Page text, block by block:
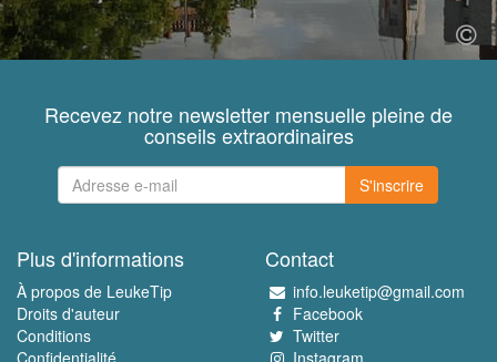
Recevez notre newsletter mensuelle pleine de
conseils extraordinaires
S'inscrire
Plus d'informations
À propos de LeukeTip
Droits d'auteur
Conditions
Confidentialité
Contact
info.leuketip@gmail.com
Facebook
Twitter
Instagram